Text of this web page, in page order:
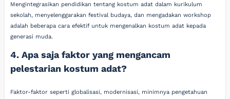
Mengintegrasikan pendidikan tentang kostum adat dalam kurikulum
sekolah, menyelenggarakan festival budaya, dan mengadakan workshop
adalah beberapa cara efektif untuk mengenalkan kostum adat kepada
generasi muda.
4. Apa saja faktor yang mengancam
pelestarian kostum adat?
Faktor-faktor seperti globalisasi, modernisasi, minimnya pengetahuan